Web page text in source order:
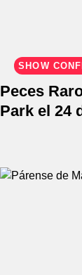
SHOW
Peces
Park el 24